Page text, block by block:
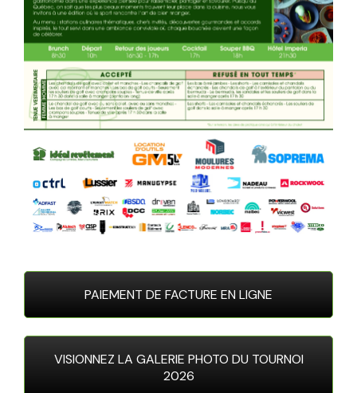
PAIEMENT DE FACTURE EN LIGNE
VISIONNEZ LA GALERIE PHOTO DU TOURNOI
2026